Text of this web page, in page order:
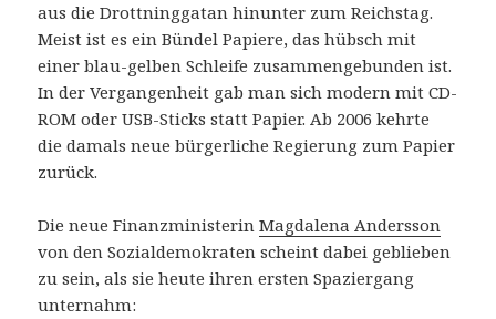
aus die Drottninggatan hinunter zum Reichstag.
Meist ist es ein Bündel Papiere, das hübsch mit
einer blau-gelben Schleife zusammengebunden ist.
In der Vergangenheit gab man sich modern mit CD-
ROM oder USB-Sticks statt Papier. Ab 2006 kehrte
die damals neue bürgerliche Regierung zum Papier
zurück.
Die neue FinanzministerinMagdalena Andersson
von den Sozialdemokraten scheint dabei geblieben
zu sein, als sie heute ihren ersten Spaziergang
unternahm: